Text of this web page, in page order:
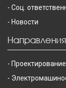
Соц.
Новости
Направления
Проектирование